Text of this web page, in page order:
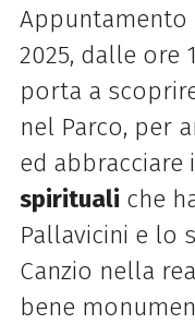
Appuntamento
2025, dalle ore
porta a
nel Parco, per
ed abbracciare i
spirituali che
Pallavicini e lo
Canzio nella
bene